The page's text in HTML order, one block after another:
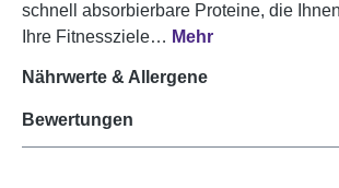
schnell absorbierbare Proteine, die
Ihre Fitnessziele… Mehr
Nährwerte & Allergene
Bewertungen